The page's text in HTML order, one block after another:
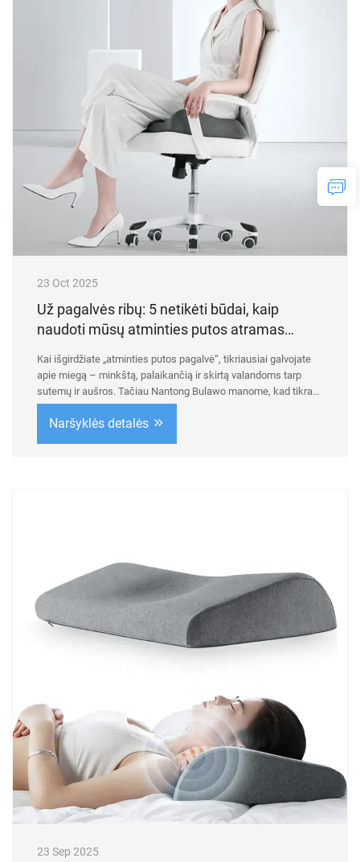
23 Oct 2025
Už pagalvės ribų: 5 netikėti būdai, kaip
naudoti mūsų atminties putos atramas
Kai išgirdžiate „atminties putos pagalvė“, tikriausiai galvojate
apie miegą – minkštą, palaikančią ir skirtą valandoms tarp
sutemų ir aušros. Tačiau Nantong Bulawo manome, kad tikras
komfortas neturėtų būti apribotas miegamuoju. Mūsų aukštos
kokybės, patentuotos...
Naršyklės detalės
23 Sep 2025